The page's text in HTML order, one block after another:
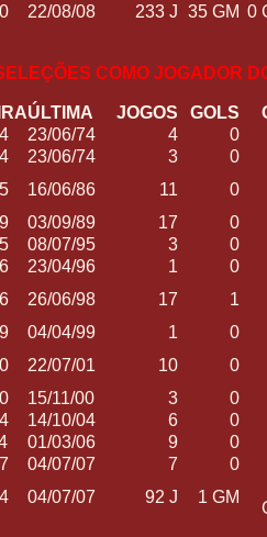
22/08/08 233 J 35 GM 0
COMO JOGADOR
ÚLTIMA JOGOS GOLS
23/06/74 4
0
23/06/74 3
0
16/06/86 11
0
03/09/89 17
0
08/07/95 3
0
23/04/96 1
0
26/06/98 17
1
04/04/99 1
0
22/07/01 10
0
15/11/00 3
0
14/10/04 6
0
01/03/06 9
0
04/07/07 7
0
04/07/07 92 J 1 GM